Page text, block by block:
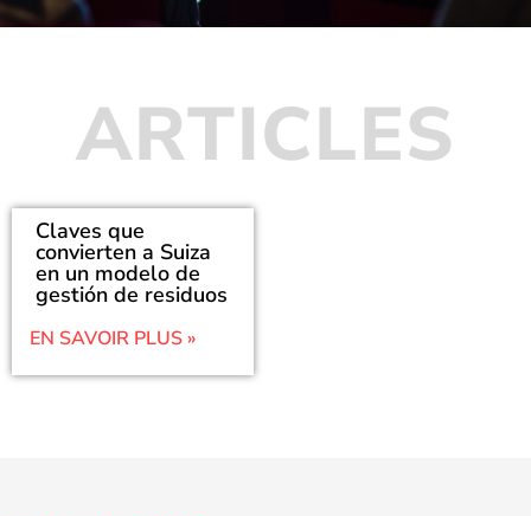
ARTICLES
Claves que
convierten a Suiza
en un modelo de
gestión de residuos
EN SAVOIR PLUS »